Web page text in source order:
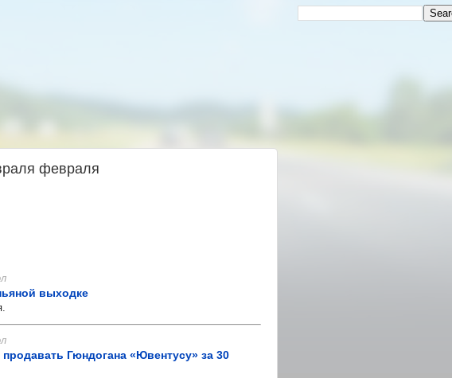
февраля
выходке
Гюндогана «Ювентусу» за 30